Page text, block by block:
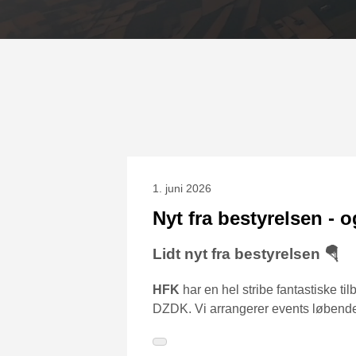
1. juni 2026
Nyt fra bestyrelsen -
Lidt nyt fra bestyrelsen 🪂
HFK har en hel stribe fantastiske
DZDK. Vi arrangerer events